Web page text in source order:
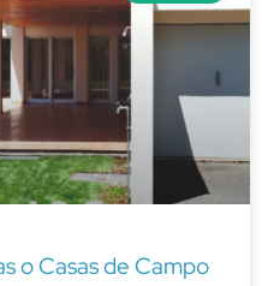
o Casas de Campo